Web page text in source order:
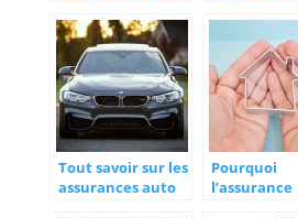
meilleur
Tout savoir sur les
assurances auto
Pourquoi
l’assurance